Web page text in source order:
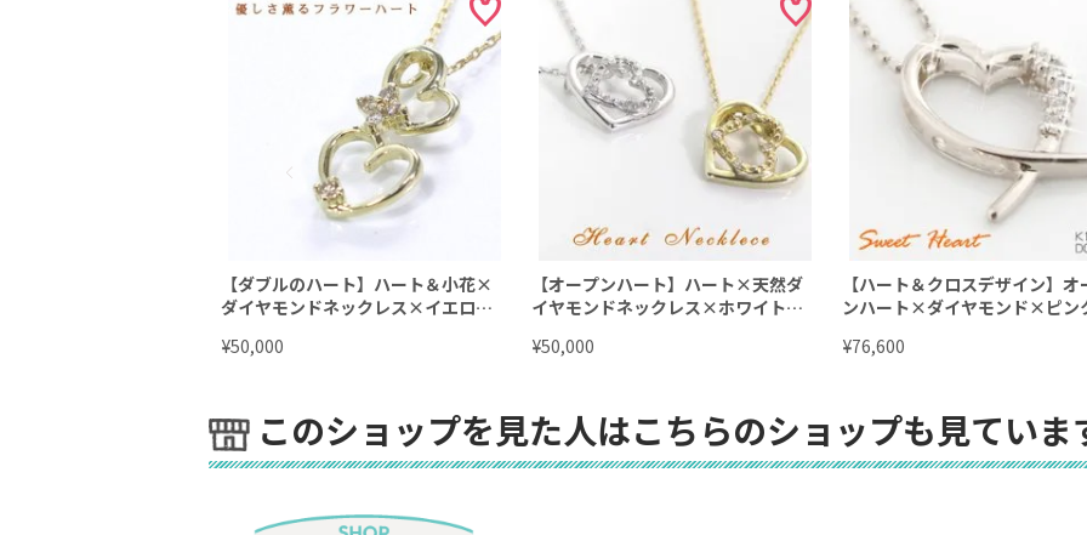
【ダブルのハート】ハート＆小花×
ダイヤモンドネックレス×イエロー
イヤネックレス
¥50,000
【オープンハート】ハート×天然ダ
イヤモンドネックレス×ホワイトゴ
生石ダイヤネックレス
¥50,000
【ハート＆クロスデザイン】オ
ンハート×ダイヤモンド×ピン
ドネックレス（10WG）4月誕生
¥76,600
このショップを見た人はこちらのショップも見ていま